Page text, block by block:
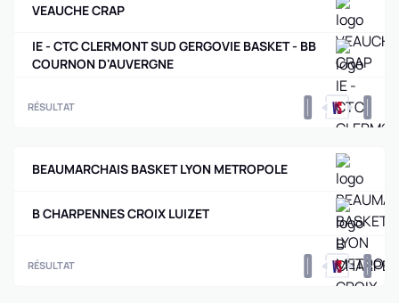
VEAUCHE CRAP
IE - CTC CLERMONT SUD GERGOVIE BASKET - BB
COURNON D'AUVERGNE
RÉSULTAT 0 0
BEAUMARCHAIS BASKET LYON METROPOLE
B CHARPENNES CROIX LUIZET
RÉSULTAT 0 0